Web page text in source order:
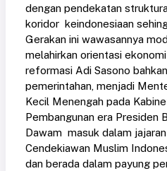
dengan pendekatan
koridor keindonesiaan
Gerakan ini wawasannya
melahirkan orientasi
reformasi Adi Sasono
pemerintahan, menjadi
Kecil Menengah pada
Pembangunan era Presiden
Dawam masuk dalam
Cendekiawan Muslim
dan berada dalam payung